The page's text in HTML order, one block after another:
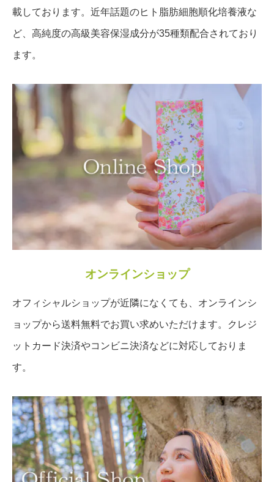
載しております。近年話題のヒト脂肪細胞順化培養液な
ど、高純度の高級美容保湿成分が35種類配合されており
ます。
オンラインショップ
オフィシャルショップが近隣になくても、オンラインシ
ョップから送料無料でお買い求めいただけます。クレジ
ットカード決済やコンビニ決済などに対応しておりま
す。